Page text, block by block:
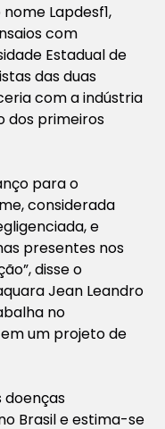
Lapdesf1,
com
Estadual de
das duas
com a indústria
dos primeiros
para o
considerada
e
presentes nos
disse o
Jean Leandro
no
um projeto de
doenças
Brasil e estima-se